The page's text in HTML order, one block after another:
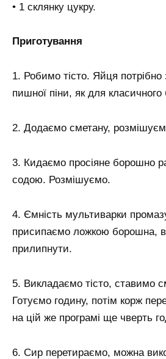
• 1 склянку цукру.
Приготування
1. Робимо тісто. Яйця
пишної піни, як для класичного
2. Додаємо сметану,
3. Кидаємо просіяне борошно
содою. Розмішуємо.
4. Ємність мультиварки
присипаємо ложкою борошна,
прилипнути.
5. Викладаємо тісто, ставимо
Готуємо годину, потім корж
на цій же програмі ще чверть
6. Сир перетираємо, можна